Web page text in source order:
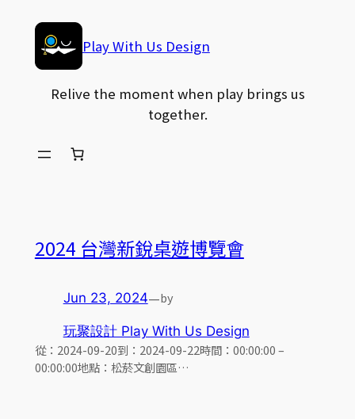
content
Play With Us Design
Relive the moment when play brings us
together.
2024 台灣新銳桌遊博覽會
Jun 23, 2024—by
玩聚設計 Play With Us Design
從：2024-09-20到：2024-09-22時間：00:00:00 –
00:00:00地點：松菸文創園區…